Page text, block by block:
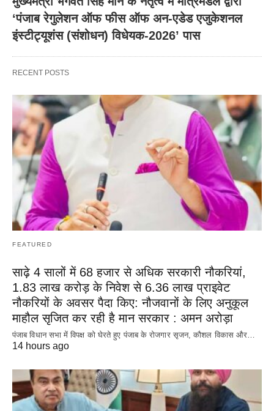
‘पंजाब रेगुलेशन ऑफ फीस ऑफ अन-एडेड एजुकेशनल
इंस्टीट्यूशंस (संशोधन) विधेयक-2026’ पास
RECENT POSTS
FEATURED
साढ़े 4 सालों में 68 हजार से अधिक सरकारी नौकरियां,
1.83 लाख करोड़ के निवेश से 6.36 लाख प्राइवेट
नौकरियों के अवसर पैदा किए: नौजवानों के लिए अनुकूल
माहौल सृजित कर रही है मान सरकार : अमन अरोड़ा
पंजाब विधान सभा में विपक्ष को घेरते हुए पंजाब के रोजगार सृजन, कौशल विकास और…
14 hours ago